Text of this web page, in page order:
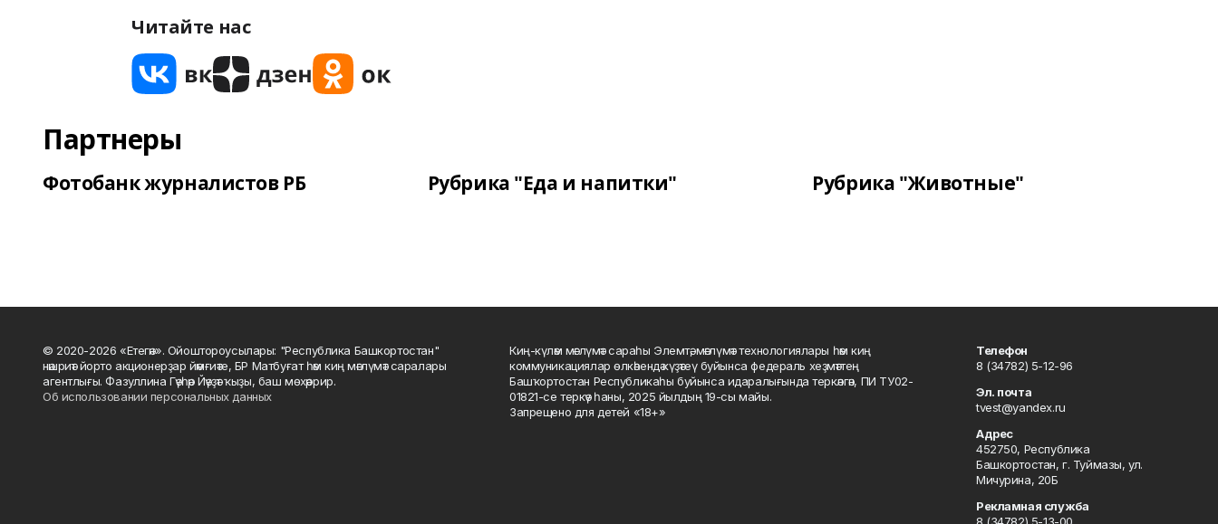
Читайте нас
Партнеры
Фотобанк журналистов РБ Рубрика "Еда и напитки" Рубрика "Животные"
© 2020-2026 «Етегән». Ойоштороусылары: "Республика Башкортостан"
нәшриәт йорто акционерҙар йәмғиәте, БР Матбуғат һәм киң мәғлүмәт саралары
агентлығы. Фазуллина Гәүһәр Йәүҙәт ҡыҙы, баш мөхәррир.
Об использовании персональных данных
Киң-күләм мәғлүмәт сараһы Элемтә, мәғлүмәт технологиялары һәм киң
коммуникациялар өлкәһендә күҙәтеү буйынса федераль хеҙмәттең
Башҡортостан Республикаһы буйынса идаралығында теркәлгән, ПИ ТУ02-
01821-се теркәү һаны, 2025 йылдың 19-сы майы.
Запрещено для детей «18+»
Телефон
8 (34782) 5-12-96
Эл. почта
tvest@yandex.ru
Адрес
452750, Республика
Башкортостан, г. Туймазы, ул.
Мичурина, 20Б
Рекламная служба
8 (34782) 5-13-00